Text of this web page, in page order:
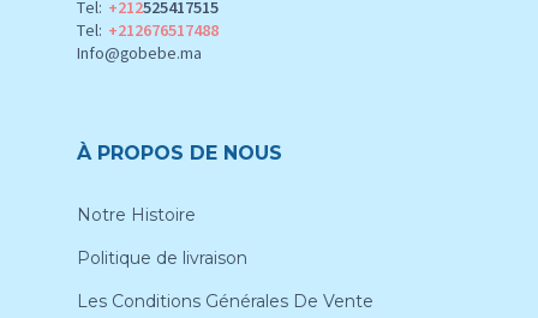
Tel: +212525417515
Tel: +212676517488
Info@gobebe.ma
À PROPOS DE NOUS
Notre Histoire
Politique de livraison
Les Conditions Générales De Vente